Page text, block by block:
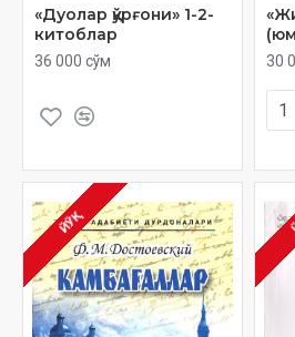
«Дуолар қўрғони» 1-2-
китоблар
36 000 сўм 30
ЙЎҚ